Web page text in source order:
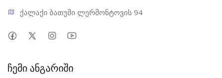
ქალაქი ბათუმი ლერმონტოვის 94
ჩემი ანგარიში